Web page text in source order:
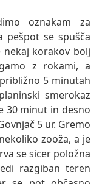
oznakam za
pešpot se spušča
nekaj korakov bolj
z rokami, a
5 minutah
smerokaz
30 minut in desno
5 ur. Gremo
zooža, a je
se sicer položna
razgiban teren